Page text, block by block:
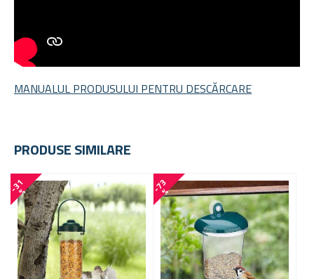
MANUALUL PRODUSULUI PENTRU DESCĂRCARE
PRODUSE SIMILARE
-
3
1
% -
7
3
%